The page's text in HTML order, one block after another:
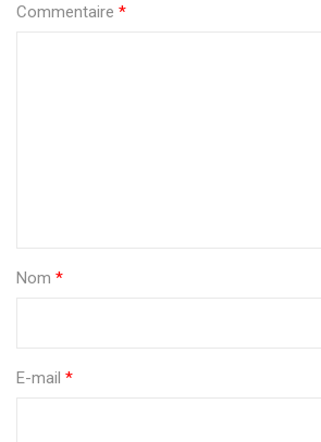
Commentaire *
Nom *
E-mail *